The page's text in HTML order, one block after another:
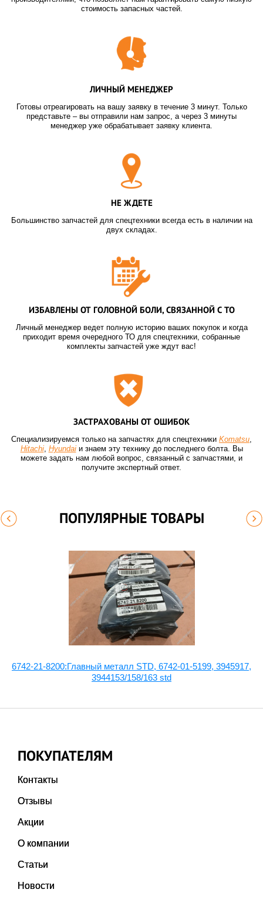
стоимость запасных частей.
ЛИЧНЫЙ МЕНЕДЖЕР
Готовы отреагировать на вашу заявку в течение 3 минут. Только
представьте – вы отправили нам запрос, а через 3 минуты
менеджер уже обрабатывает заявку клиента.
НЕ ЖДЕТЕ
Большинство запчастей для спецтехники всегда есть в наличии на
двух складах.
ИЗБАВЛЕНЫ ОТ ГОЛОВНОЙ БОЛИ, СВЯЗАННОЙ С ТО
Личный менеджер ведет полную историю ваших покупок и когда
приходит время очередного ТО для спецтехники, собранные
комплекты запчастей уже ждут вас!
ЗАСТРАХОВАНЫ ОТ ОШИБОК
Специализируемся только на запчастях для спецтехники Komatsu,
Hitachi, Hyundaiи знаем эту технику до последнего болта. Вы
можете задать нам любой вопрос, связанный с запчастями, и
получите экспертный ответ.
ПОПУЛЯРНЫЕ ТОВАРЫ
6742-21-8200:Главный металл STD, 6742-01-5199, 3945917,
3944153/158/163 std
ПОКУПАТЕЛЯМ
Контакты
Отзывы
Акции
О компании
Статьи
Новости